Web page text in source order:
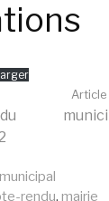
rendu,mairie